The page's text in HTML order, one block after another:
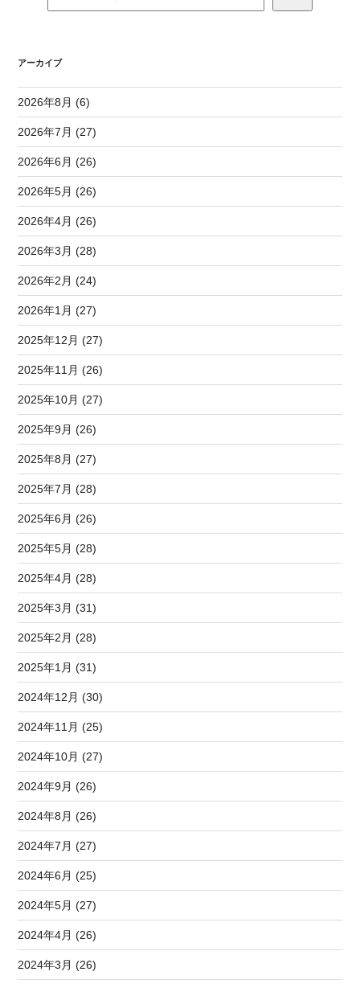
アーカイブ
2026年8月 (6)
2026年7月 (27)
2026年6月 (26)
2026年5月 (26)
2026年4月 (26)
2026年3月 (28)
2026年2月 (24)
2026年1月 (27)
2025年12月 (27)
2025年11月 (26)
2025年10月 (27)
2025年9月 (26)
2025年8月 (27)
2025年7月 (28)
2025年6月 (26)
2025年5月 (28)
2025年4月 (28)
2025年3月 (31)
2025年2月 (28)
2025年1月 (31)
2024年12月 (30)
2024年11月 (25)
2024年10月 (27)
2024年9月 (26)
2024年8月 (26)
2024年7月 (27)
2024年6月 (25)
2024年5月 (27)
2024年4月 (26)
2024年3月 (26)